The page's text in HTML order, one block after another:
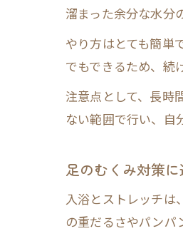
溜まった余分な水分
やり方はとても簡単
でもできるため、続
注意点として、長時
ない範囲で行い、自
足のむくみ対策
入浴とストレッチは
の重だるさやパンパ